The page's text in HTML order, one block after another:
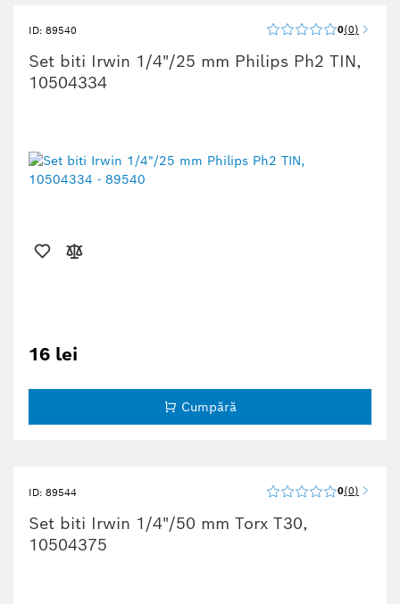
ID: 89540 0 0
Set biti Irwin 1/4"/25 mm Philips Ph2 TIN,
10504334
16 lei
Cumpără
ID: 89544 0 0
Set biti Irwin 1/4"/50 mm Torx T30,
10504375